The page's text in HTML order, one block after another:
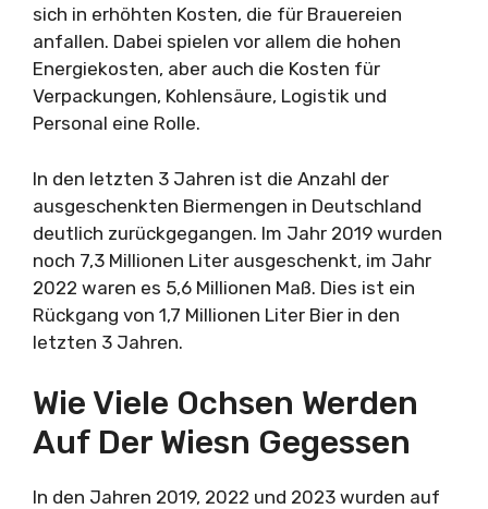
sich in erhöhten Kosten, die für Brauereien
anfallen. Dabei spielen vor allem die hohen
Energiekosten, aber auch die Kosten für
Verpackungen, Kohlensäure, Logistik und
Personal eine Rolle.
In den letzten 3 Jahren ist die Anzahl der
ausgeschenkten Biermengen in Deutschland
deutlich zurückgegangen. Im Jahr 2019 wurden
noch 7,3 Millionen Liter ausgeschenkt, im Jahr
2022 waren es 5,6 Millionen Maß. Dies ist ein
Rückgang von 1,7 Millionen Liter Bier in den
letzten 3 Jahren.
Wie Viele Ochsen Werden
Auf Der Wiesn Gegessen
In den Jahren 2019, 2022 und 2023 wurden auf